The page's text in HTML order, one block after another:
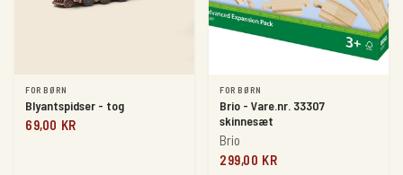
FOR BØRN
Blyantspidser - tog
69,00 KR
FOR BØRN
Brio - Vare.nr. 33307
skinnesæt
Brio
299,00 KR